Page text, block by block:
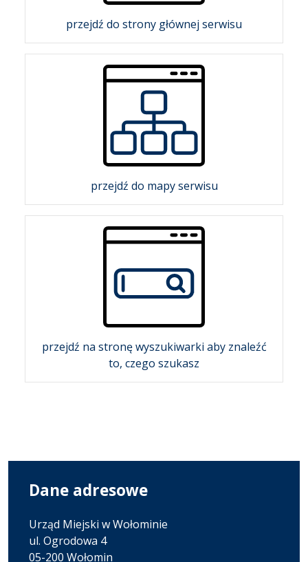
przejdź do strony głównej serwisu
przejdź do mapy serwisu
przejdź na stronę wyszukiwarki aby znaleźć
to, czego szukasz
Dane adresowe
Urząd Miejski w Wołominie
ul. Ogrodowa 4
05-200 Wołomin